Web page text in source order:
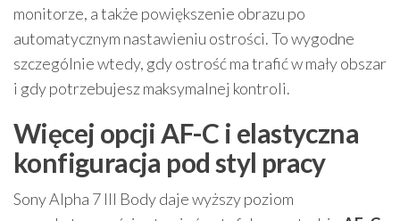
monitorze, a także powiększenie obrazu po
automatycznym nastawieniu ostrości. To wygodne
szczególnie wtedy, gdy ostrość ma trafić w mały obszar
i gdy potrzebujesz maksymalnej kontroli.
Więcej opcji AF-C i elastyczna
konfiguracja pod styl pracy
Sony Alpha 7 III Body daje wyższy poziom